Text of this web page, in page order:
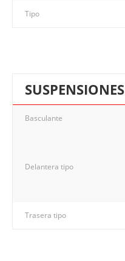
Tipo
SUSPENSIONES
Basculante
Delantera tipo
Trasera tipo